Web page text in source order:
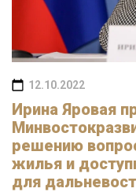
12.10.2022
Ирина Яровая
решению
жилья и
для